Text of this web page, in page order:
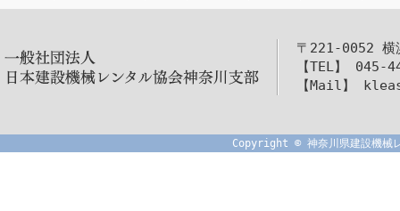
〒221-0052 横
【TEL】
【Mail】
Copyright © 神奈川県建設機